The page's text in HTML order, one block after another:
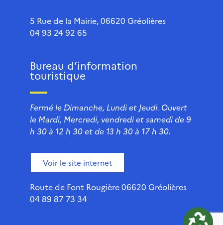
5 Rue de la Mairie, 06620 Gréolières
04 93 24 92 65
Bureau d’information
touristique
Fermé le Dimanche, Lundi et Jeudi. Ouvert
le Mardi, Mercredi, vendredi et samedi de 9
h 30 à 12 h 30 et de 13 h 30 à 17 h 30.
Voir le site internet
Route de Font Rougière 06620 Gréolières
04 89 87 73 34